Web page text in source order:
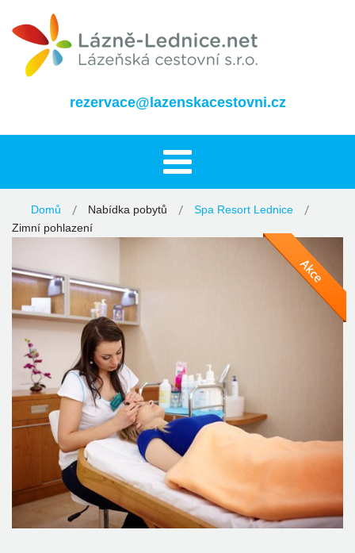
rezervace@lazenskacestovni.cz
Domů Nabídka pobytů
Spa Resort Lednice
Zimní pohlazení